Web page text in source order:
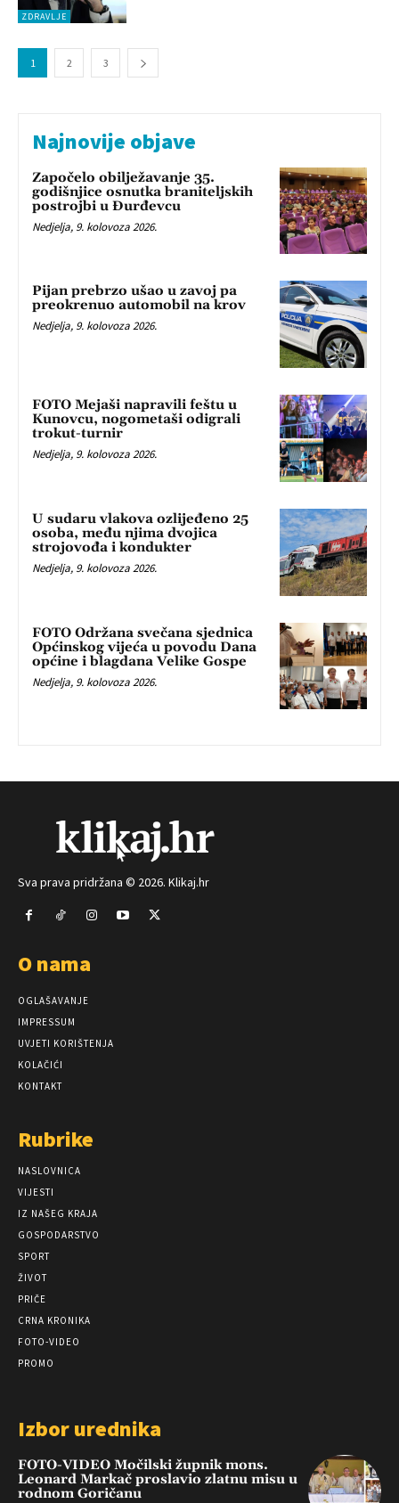
ZDRAVLJE
1 2 3
Najnovije objave
Započelo obilježavanje 35.
godišnjice osnutka braniteljskih
postrojbi u Đurđevcu
Nedjelja, 9. kolovoza 2026.
Pijan prebrzo ušao u zavoj pa
preokrenuo automobil na krov
Nedjelja, 9. kolovoza 2026.
FOTO Mejaši napravili feštu u
Kunovcu, nogometaši odigrali
trokut-turnir
Nedjelja, 9. kolovoza 2026.
U sudaru vlakova ozlijeđeno 25
osoba, među njima dvojica
strojovođa i kondukter
Nedjelja, 9. kolovoza 2026.
FOTO Održana svečana sjednica
Općinskog vijeća u povodu Dana
općine i blagdana Velike Gospe
Nedjelja, 9. kolovoza 2026.
Sva prava pridržana © 2026. Klikaj.hr
O nama
OGLAŠAVANJE
IMPRESSUM
UVJETI KORIŠTENJA
KOLAČIĆI
KONTAKT
Rubrike
NASLOVNICA
VIJESTI
IZ NAŠEG KRAJA
GOSPODARSTVO
SPORT
ŽIVOT
PRIČE
CRNA KRONIKA
FOTO-VIDEO
PROMO
Izbor urednika
FOTO-VIDEO Močilski župnik mons.
Leonard Markač proslavio zlatnu misu u
rodnom Goričanu